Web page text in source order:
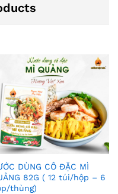
Thê
DÙNG CÔ ĐẶC MÌ
82G ( 12 túi/hộp – 6
thùng)